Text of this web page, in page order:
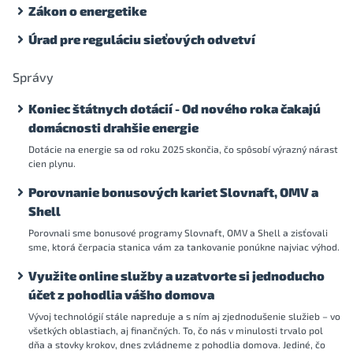
Zákon o energetike
Úrad pre reguláciu sieťových odvetví
Správy
Koniec štátnych dotácií - Od nového roka čakajú
domácnosti drahšie energie
Dotácie na energie sa od roku 2025 skončia, čo spôsobí výrazný nárast
cien plynu.
Porovnanie bonusových kariet Slovnaft, OMV a
Shell
Porovnali sme bonusové programy Slovnaft, OMV a Shell a zisťovali
sme, ktorá čerpacia stanica vám za tankovanie ponúkne najviac výhod.
Využite online služby a uzatvorte si jednoducho
účet z pohodlia vášho domova
Vývoj technológií stále napreduje a s ním aj zjednodušenie služieb – vo
všetkých oblastiach, aj finančných. To, čo nás v minulosti trvalo pol
dňa a stovky krokov, dnes zvládneme z pohodlia domova. Jediné, čo